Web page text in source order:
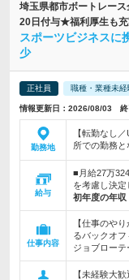
埼玉県都市ボートレー
20日付与★福利厚生も
スポーツビジネス
少
正社員 職種・業種未経
情報更新日：2026/08/03 終
勤務地
【転勤なし
所での勤務
給与
■月給27万
を考慮し決定
初年度の年収
仕事内容
【仕事のや
るバックオ
ジョブローテ
【未経験大